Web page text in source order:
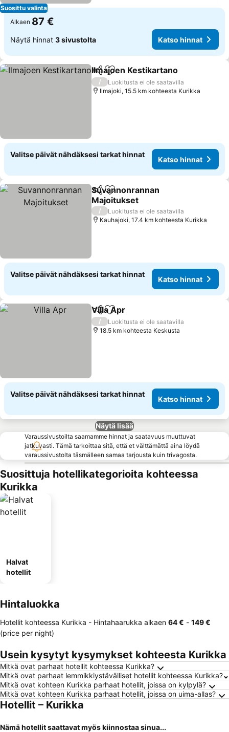
Suosittu valinta
Alkaen 87 €
Näytä hinnat 3 sivustolta Katso hinnat
Jaa Lisää suosikkeihin
Ilmajoen Kestikartano
/
Luokitusta ei ole saatavilla
Ilmajoki, 15.5 km kohteesta Kurikka
Valitse päivät nähdäksesi tarkat hinnat
Katso hinnat
Jaa Lisää suosikkeihin
Suvannonrannan
Majoitukset
Katso hinnat
/
Luokitusta ei ole saatavilla
Kauhajoki, 17.4 km kohteesta Kurikka
Valitse päivät nähdäksesi tarkat hinnat
Katso hinnat
Jaa Lisää suosikkeihin
Villa Apr
/
Luokitusta ei ole saatavilla
18.5 km kohteesta Keskusta
Valitse päivät nähdäksesi tarkat hinnat
Katso hinnat
Näytä lisää
Varaussivustoilta saamamme hinnat ja saatavuus muuttuvat
jatkuvasti. Tämä tarkoittaa sitä, että et välttämättä aina löydä
varaussivustolta täsmälleen samaa tarjousta kuin trivagosta.
Suosittuja hotellikategorioita kohteessa
Kurikka
Halvat
hotellit
Hintaluokka
Hotellit kohteessa Kurikka - Hintahaarukka alkaen ‎64 € - ‎149 €
(price per night)
Usein kysytyt kysymykset kohteesta Kurikka
Mitkä ovat parhaat hotellit kohteessa Kurikka?
Mitkä ovat parhaat lemmikkiystävälliset hotellit kohteessa Kurikka?
Mitkä ovat kohteen Kurikka parhaat hotellit, joissa on kylpylä?
Mitkä ovat kohteen Kurikka parhaat hotellit, joissa on uima-allas?
Hotellit – Kurikka
Nämä hotellit saattavat myös kiinnostaa sinua...